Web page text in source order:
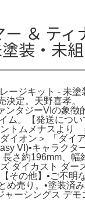
ー ＆ テ
装・未
ージキット - 未
決定。天野喜孝
ンタジーVIの象
ム。【発送につ
トムメナスより
イオン＞ 「ダイ
VI)•キャラクタ
さ約196mm、
ダイカスト ダ
その他】•ご不
め売り。•塗装済
ャーシングス デモ